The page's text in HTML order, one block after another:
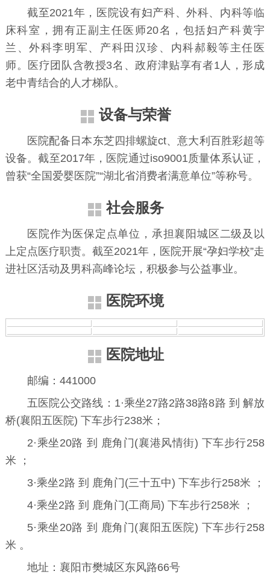
截至2021年，医院设有妇产科、外科、内科等临
床科室，拥有正副主任医师20名，包括妇产科黄宇
兰、外科李明军、产科田汉珍、内科郝毅等主任医
师。医疗团队含教授3名、政府津贴享有者1人，形成
老中青结合的人才梯队。
设备与荣誉
医院配备日本东芝四排螺旋ct、意大利百胜彩超等
设备。截至2017年，医院通过iso9001质量体系认证，
曾获“全国爱婴医院”“湖北省消费者满意单位”等称号。
社会服务
医院作为医保定点单位，承担襄阳城区二级及以
上定点医疗职责。截至2021年，医院开展“孕妇学校”走
进社区活动及男科高峰论坛，积极参与公益事业。
医院环境
医院地址
邮编：441000
五医院公交路线：1·乘坐27路2路38路8路 到 解放
桥(襄阳五医院) 下车步行238米；
2·乘坐20路 到 鹿角门(襄港风情街) 下车步行258
米 ；
3·乘坐2路 到 鹿角门(三十五中) 下车步行258米 ；
4·乘坐2路 到 鹿角门(工商局) 下车步行258米 ；
5·乘坐20路 到 鹿角门(襄阳五医院) 下车步行258
米 。
地址：襄阳市樊城区东风路66号